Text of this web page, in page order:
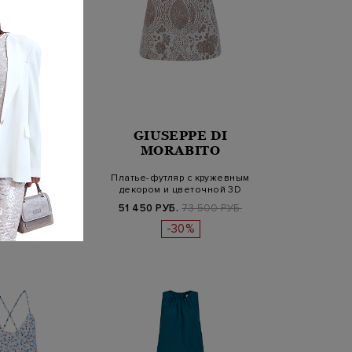
ручной
пайетками
109 800 РУБ.
SS26
GIUSEPPE DI
MORABITO
Платье-футляр с кружевным
декором и цветочной 3D
51 450 РУБ. 73 500 РУБ.
-30%